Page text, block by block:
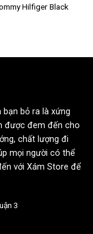
Hilfiger Black
bạn bỏ ra là xứng
được đem đến cho
chất lượng đi
mọi người có thể
với Xám Store để
3